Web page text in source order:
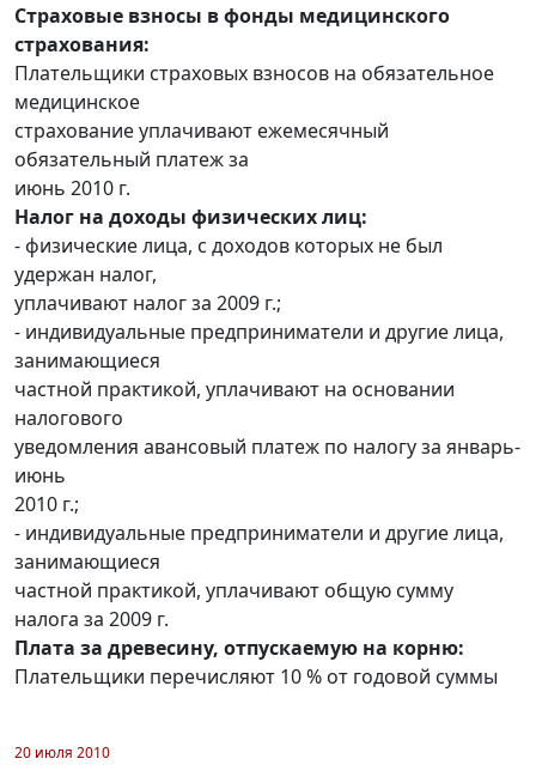
Страховые взносы в фонды медицинского
страхования:
Плательщики страховых взносов на обязательное
медицинское
страхование уплачивают ежемесячный
обязательный платеж за
июнь 2010 г.
Налог на доходы физических лиц:
- физические лица, с доходов которых не был
удержан налог,
уплачивают налог за 2009 г.;
- индивидуальные предприниматели и другие лица,
занимающиеся
частной практикой, уплачивают на основании
налогового
уведомления авансовый платеж по налогу за январь-
июнь
2010 г.;
- индивидуальные предприниматели и другие лица,
занимающиеся
частной практикой, уплачивают общую сумму
налога за 2009 г.
Плата за древесину, отпускаемую на корню:
Плательщики перечисляют 10 % от годовой суммы
20 июля 2010